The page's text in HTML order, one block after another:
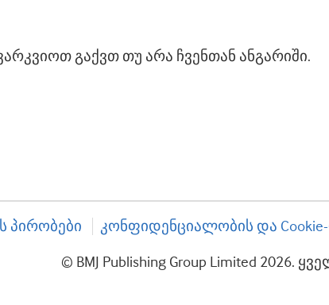
გაქვთ თუ არა ჩვენთან ანგარიში.
პირობები კონფიდენციალობის და
© BMJ Publishing Group Limited 2026.